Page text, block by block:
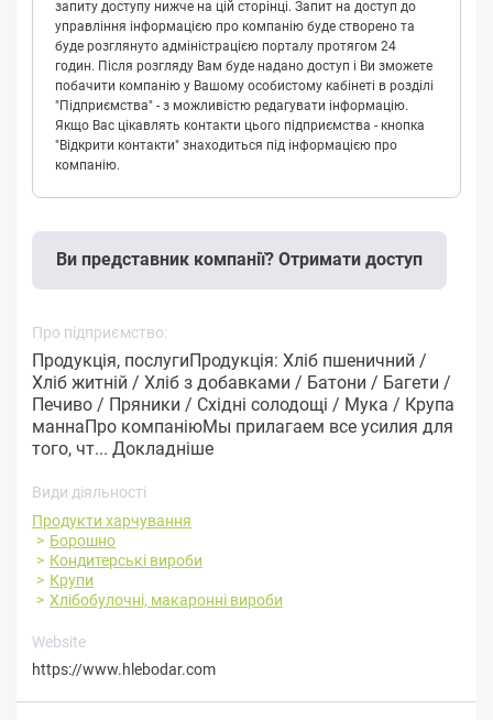
запиту доступу нижче на цій сторінці. Запит на доступ до
управління інформацією про компанію буде створено та
буде розглянуто адміністрацією порталу протягом 24
годин. Після розгляду Вам буде надано доступ і Ви зможете
побачити компанію у Вашому особистому кабінеті в розділі
"Підприємства" - з можливістю редагувати інформацію.
Якщо Вас цікавлять контакти цього підприємства - кнопка
"Відкрити контакти" знаходиться під інформацією про
компанію.
Ви представник компанії? Отримати доступ
Про підприємство:
Продукція, послугиПродукція: Хліб пшеничний /
Хліб житній / Хліб з добавками / Батони / Багети /
Печиво / Пряники / Східні солодощі / Мука / Крупа
маннаПро компаніюМы прилагаем все усилия для
того, чт... Докладніше
Види діяльності
Продукти харчування
Борошно
Кондитерські вироби
Крупи
Хлібобулочні, макаронні вироби
Website
https://www.hlebodar.com